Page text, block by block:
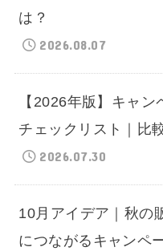
は？
2026.08.07
【2026年版】キャ
チェックリスト｜比
2026.07.30
10月アイデア｜秋の
につながるキャンペ